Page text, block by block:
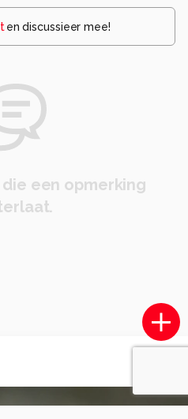
en discussieer mee!
een opmerking